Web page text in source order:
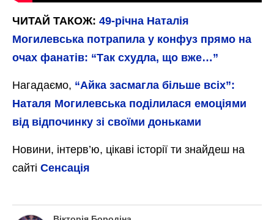
ЧИТАЙ ТАКОЖ: 49-річна Наталія
Могилевська потрапила у конфуз прямо на
очах фанатів: “Так схудла, що вже…”
Нагадаємо, “Айка засмагла більше всіх”:
Наталя Могилевська поділилася емоціями
від відпочинку зі своїми доньками
Новини, інтерв’ю, цікаві історії ти знайдеш на
сайті Сенсація